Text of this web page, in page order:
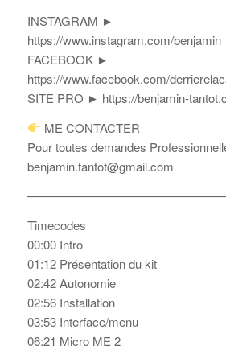
INSTAGRAM ►
https://www.instagram.com/
FACEBOOK ►
https://www.facebook.com/
SITE PRO ► https://benjamin-
ME CONTACTER
Pour toutes demandes
benjamin.tantot@gmail.com
Timecodes
00:00 Intro
01:12 Présentation du kit
02:42 Autonomie
02:56 Installation
03:53 Interface/menu
06:21 Micro ME 2